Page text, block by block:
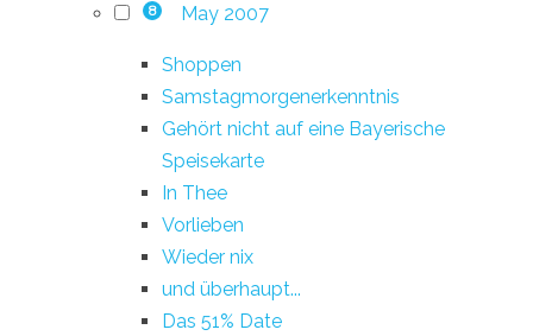
8 May 2007
Shoppen
Samstagmorgenerkenntnis
Gehört nicht auf eine Bayerische
Speisekarte
In Thee
Vorlieben
Wieder nix
und überhaupt...
Das 51% Date